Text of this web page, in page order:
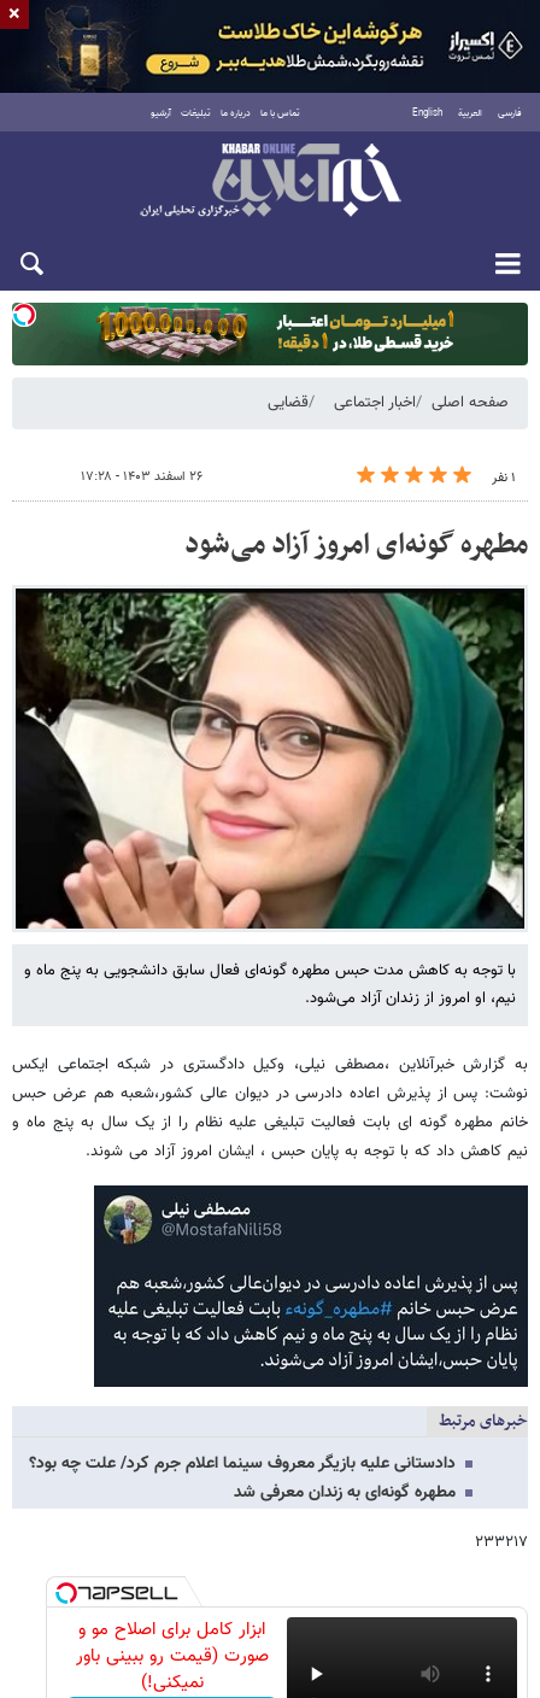
فارسی العربية English تماس با ما درباره ما تبلیغات آرشیو
یکشنبه ۱۸ مرداد ۱۴۰۵
صفحه اصلی اخبار اجتماعی قضایی
۱ نفر ۲۶ اسفند ۱۴۰۳ - ۱۷:۲۸
مطهره گونه‌ای امروز آزاد می‌شود
با توجه به کاهش مدت حبس مطهره گونه‌ای فعال سابق دانشجویی به پنج ماه و
نیم، او امروز از زندان آزاد می‌شود.
به گزارش خبرآنلاین ،مصطفی نیلی، وکیل دادگستری در شبکه اجتماعی ایکس
نوشت: پس از پذیرش اعاده دادرسی در دیوان عالی کشور،شعبه هم عرض حبس
خانم مطهره گونه ای بابت فعالیت تبلیغی علیه نظام را از یک سال به پنج ماه و
نیم کاهش داد که با توجه به پایان حبس ، ایشان امروز آزاد می شوند.
خبرهای مرتبط
دادستانی علیه بازیگر معروف سینما اعلام جرم کرد/ علت چه بود؟
مطهره گونه‌ای به زندان معرفی شد
۲۳۳۲۱۷
ابزار کامل برای اصلاح مو و
صورت (قیمت رو ببینی باور
نمیکنی!)
×